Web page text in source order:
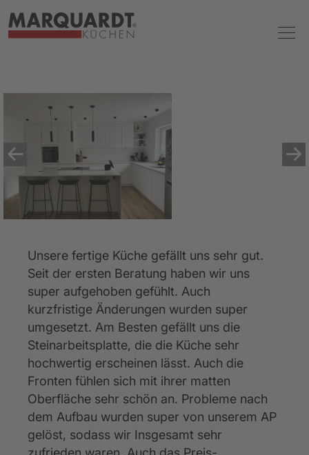
Unsere fertige Küche gefällt uns sehr gut.
Seit der ersten Beratung haben wir uns
super aufgehoben gefühlt. Auch
kurzfristige Änderungen wurden super
umgesetzt. Am Besten gefällt uns die
Steinarbeitsplatte, die die Küche sehr
hochwertig erscheinen lässt. Auch die
Fronten fühlen sich mit ihrer matten
Oberfläche sehr schön an. Probleme nach
dem Aufbau wurden super von unserem AP
gelöst, sodass wir Insgesamt sehr